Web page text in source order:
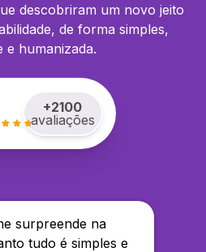
descobriram um novo jeito
de forma simples,
e humanizada.
+2100
avaliações
surpreende na
tudo é simples e